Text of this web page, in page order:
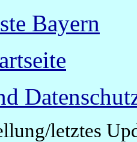
Bayern
letztes